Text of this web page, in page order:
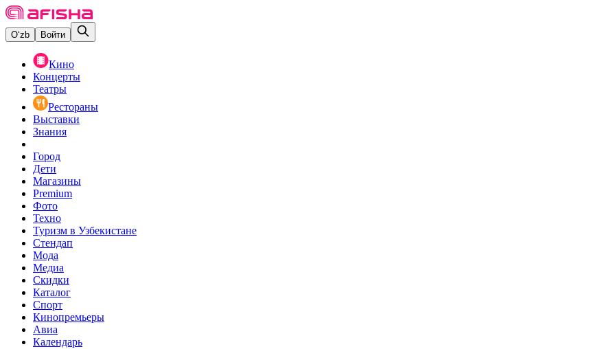
O‘zb Войти
Кино
Концерты
Театры
Рестораны
Выставки
Знания
Город
Дети
Магазины
Premium
Фото
Техно
Туризм в Узбекистане
Стендап
Мода
Медиа
Скидки
Каталог
Спорт
Кинопремьеры
Авиа
Календарь